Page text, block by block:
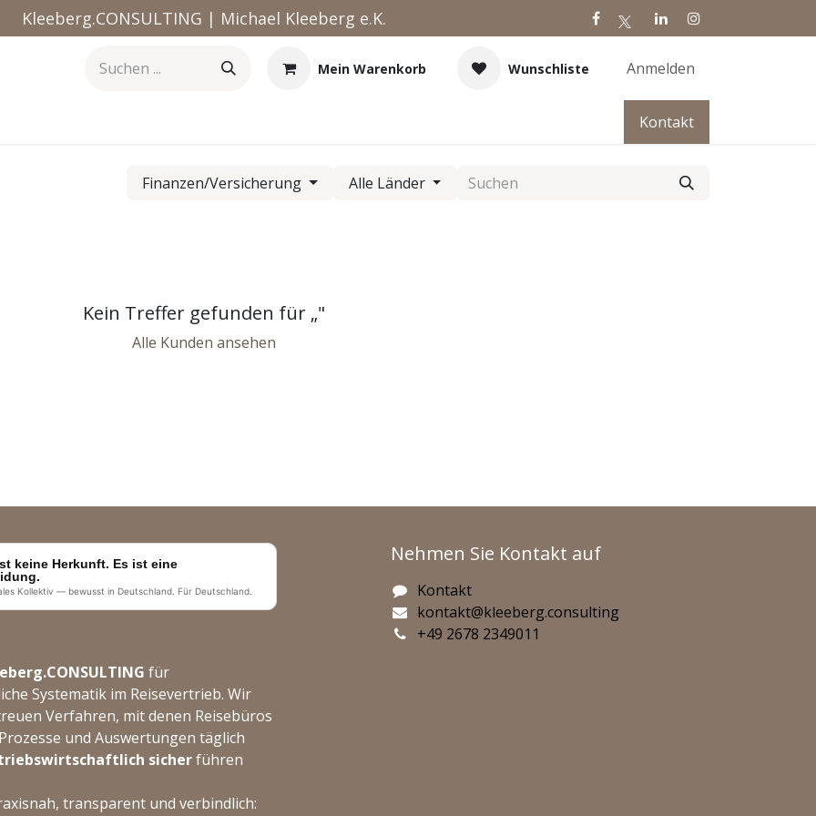
Kleeberg.CONSULTING | Michael Kleeberg e.K.
Mein Warenkorb Wunschliste Anmelden
Kontakt
Finanzen/Versicherung Alle Länder
Kein Treffer gefunden für „"
Alle Kunden ansehen
keine Herkunft. Es ist eine
Kollektiv — bewusst in Deutschland. Für Deutschland.
für
Systematik im Reisevertrieb. Wir
Verfahren, mit denen Reisebüros
und Auswertungen täglich
sicherführen
transparent und verbindlich:
Nehmen Sie Kontakt auf
Kontakt
kontakt@kleeberg.consulting
+49 2678 2349011